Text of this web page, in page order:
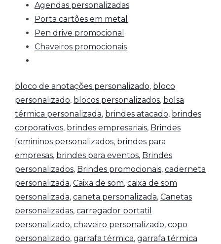
Agendas personalizadas
Porta cartões em metal
Pen drive promocional
Chaveiros promocionais
bloco de anotações personalizado, bloco
personalizado, blocos personalizados, bolsa
térmica personalizada, brindes atacado, brindes
corporativos, brindes empresariais, Brindes
femininos personalizados, brindes para
empresas, brindes para eventos, Brindes
personalizados, Brindes promocionais, caderneta
personalizada, Caixa de som, caixa de som
personalizada, caneta personalizada, Canetas
personalizadas, carregador portatil
personalizado, chaveiro personalizado, copo
personalizado, garrafa térmica, garrafa térmica